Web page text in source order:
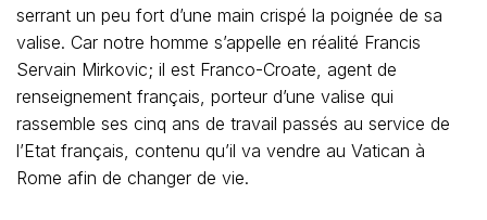
serrant un peu fort d’une main crispé la poignée de sa
valise. Car notre homme s’appelle en réalité Francis
Servain Mirkovic; il est Franco-Croate, agent de
renseignement français, porteur d’une valise qui
rassemble ses cinq ans de travail passés au service de
l’Etat français, contenu qu’il va vendre au Vatican à
Rome afin de changer de vie.